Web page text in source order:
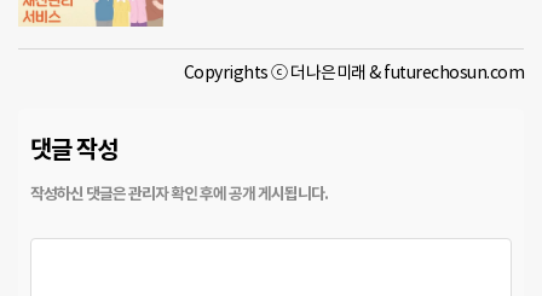
Copyrights ⓒ 더나은미래 & futurechosun.com
댓글 작성